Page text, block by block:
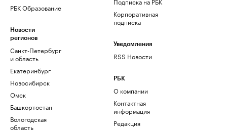
РБК Образование
Новости
регионов
Санкт-Петербург
и область
Екатеринбург
Новосибирск
Омск
Башкортостан
Вологодская
область
Корпоративная
подписка
Уведомления
RSS Новости
РБК
О компании
Контактная
информация
Редакция